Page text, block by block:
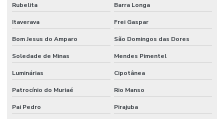
Rubelita Barra Longa
Itaverava Frei Gaspar
Bom Jesus do Amparo São Domingos das Dores
Soledade de Minas Mendes Pimentel
Luminárias Cipotânea
Patrocínio do Muriaé Rio Manso
Pai Pedro Pirajuba